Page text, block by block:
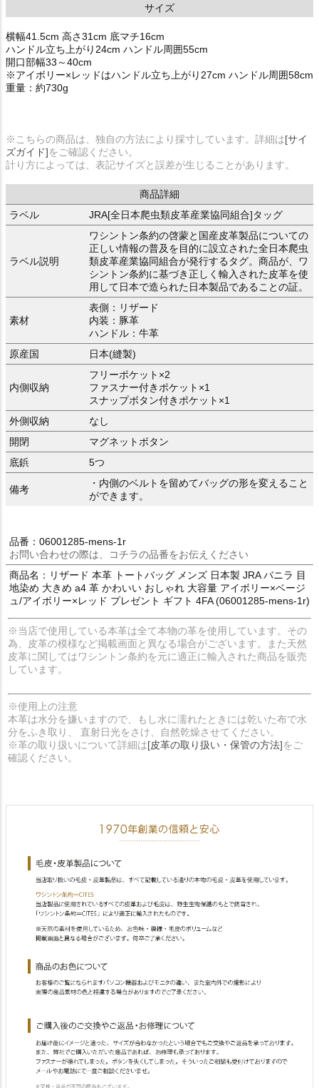
サイズ
横幅41.5cm 高さ31cm 底マチ16cm
ハンドル立ち上がり24cm ハンドル周囲55cm
開口部幅33～40cm
※アイボリー×レッドはハンドル立ち上がり27cm ハンドル周囲58cm
重量：約730g
※こちらの商品は、独自の方法により採寸しています。詳細は[サイ
ズガイド]をご確認ください。
計り方によっては、表記サイズと誤差が生じることがあります。
商品詳細
ラベル
JRA[全日本爬虫類皮革産業協同組合]タッグ
ラベル説明
ワシントン条約の啓蒙と国産皮革製品についての
正しい情報の普及を目的に設立された全日本爬虫
類皮革産業協同組合が発行するタグ。商品が、ワ
シントン条約に基づき正しく輸入された皮革を使
用して日本で造られた日本製品であることの証。
素材
表側：リザード
内装：豚革
ハンドル：牛革
原産国
日本(縫製)
内側収納
フリーポケット×2
ファスナー付きポケット×1
スナップボタン付きポケット×1
外側収納
なし
開閉
マグネットボタン
底鋲
5つ
備考
・内側のベルトを留めてバッグの形を変えること
ができます。
品番：06001285-mens-1r
お問い合わせの際は、コチラの品番をお伝えください
商品名：リザード 本革 トートバッグ メンズ 日本製 JRA バニラ 目
地染め 大きめ a4 革 かわいい おしゃれ 大容量 アイボリー×ベージ
ュ/アイボリー×レッド プレゼント ギフト 4FA (06001285-mens-1r)
※当店で使用している本革は全て本物の革を使用しています。その
為、皮革の模様など掲載画面と異なる場合がございます。また天然
皮革に関してはワシントン条約を元に適正に輸入された商品を販売
しています。
※使用上の注意
本革は水分を嫌いますので、もし水に濡れたときには乾いた布で水
分をふき取り、 直射日光をさけ、自然乾燥させてください。
※革の取り扱いについて詳細は[皮革の取り扱い・保管の方法]をご
確認ください。